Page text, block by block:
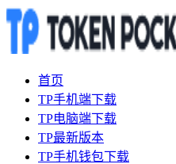
首页
TP手机端下载
TP电脑端下载
TP最新版本
TP手机钱包下载